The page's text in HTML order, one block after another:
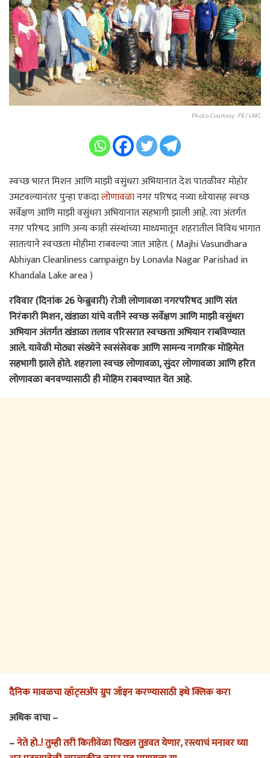
Photo Courtesy : FB / LMC
स्वच्छ भारत मिशन आणि माझी वसुंधरा अभियानात देश पातळीवर मोहोर
उमटवल्यानंतर पुन्हा एकदालोणावळानगर परिषद नव्या ध्येयासह स्वच्छ
सर्वेक्षण आणि माझी वसुंधरा अभियानात सहभागी झाली आहे. त्या अंतर्गत
नगर परिषद आणि अन्य काही संस्थांच्या माध्यमातून शहरातील विविध भागात
सातत्याने स्वच्छता मोहीमा राबवल्या जात आहेत. ( Majhi Vasundhara
Abhiyan Cleanliness campaign by Lonavla Nagar Parishad in
Khandala Lake area )
रविवार (दिनांक 26 फेब्रुवारी) रोजी लोणावळा नगरपरिषद आणि संत
निरंकारी मिशन, खंडाळा यांचे वतीने स्वच्छ सर्वेक्षण आणि माझी वसुंधरा
अभियान अंतर्गत खंडाळा तलाव परिसरात स्वच्छता अभियान राबविण्यात
आले. यावेळी मोठ्या संख्येने स्वसंसेवक आणि सामन्य नागरिक मोहिमेत
सहभागी झाले होते. शहराला स्वच्छ लोणावळा, सुंदर लोणावळा आणि हरित
लोणावळा बनवण्यासाठी ही मोहिम राबवण्यात येत आहे.
दैनिक मावळचा व्हॉट्सअ‍ॅप ग्रुप जॉइन करण्यासाठी इथे क्लिक करा
अधिक वाचा –
–नेते हो..! तुम्ही तरी कितीवेळा चिखल तुडवत येणार, रस्त्याचं मनावर घ्या